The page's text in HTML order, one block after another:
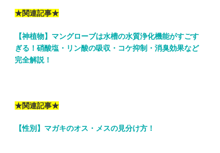
★関連記事★
【神植物】マングローブは水槽の水質浄化機能がすごす
ぎる！硝酸塩・リン酸の吸収・コケ抑制・消臭効果など
完全解説！
★関連記事★
【性別】マガキのオス・メスの見分け方！